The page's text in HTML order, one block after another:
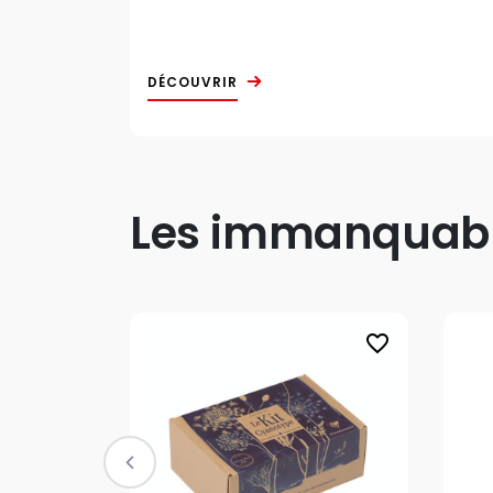
DÉCOUVRIR
Les
favorite_border